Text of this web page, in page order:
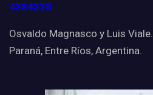
4384338
Osvaldo Magnasco y Luis Viale.
Paraná, Entre Ríos, Argentina.